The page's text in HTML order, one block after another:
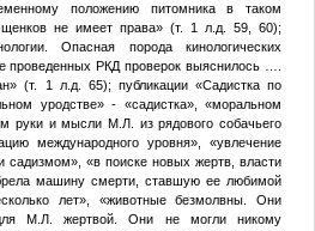
положению питомника в таком
щенков не имеет права» (т. 1 л.д. 59, 60);
Опасная порода кинологических
проведенных РКД проверок выяснилось ….
(т. 1 л.д. 65); публикации «Садистка по
уродстве» - «садистка», «моральном
руки и мысли М.Л.
из рядового собачьего
международного уровня», «увлечение
«в поиске новых жертв, власти
машину смерти, ставшую ее любимой
лет», «животные безмолвны. Они
М.Л.
жертвой. Они не могли никому